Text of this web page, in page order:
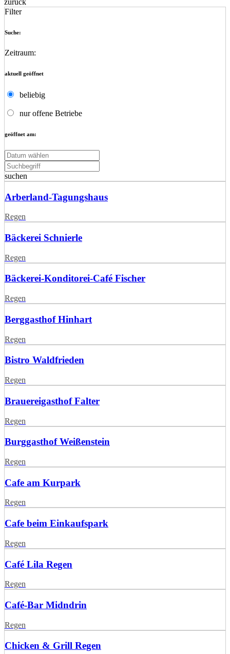
zurück
Filter
Suche:
Zeitraum:
aktuell geöffnet
beliebig
nur offene Betriebe
geöffnet am:
suchen
Arberland-Tagungshaus
Regen
Bäckerei Schnierle
Regen
Bäckerei-Konditorei-Café Fischer
Regen
Berggasthof Hinhart
Regen
Bistro Waldfrieden
Regen
Brauereigasthof Falter
Regen
Burggasthof Weißenstein
Regen
Cafe am Kurpark
Regen
Cafe beim Einkaufspark
Regen
Café Lila Regen
Regen
Café-Bar Midndrin
Regen
Chicken & Grill Regen